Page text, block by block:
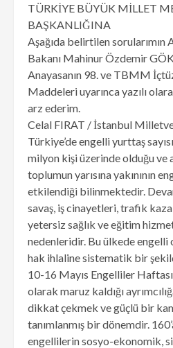
TÜRKİYE BÜYÜK MİLLET
BAŞKANLIĞINA
Aşağıda belirtilen
Bakanı Mahinur Özdemir
Anayasanın 98. ve TBMM
Maddeleri uyarınca yazılı
arz ederim.
Celal FIRAT / İstanbul
Türkiye’de engelli yurttaş
milyon kişi üzerinde olduğu
toplumun yarısına yakınının
etkilendiği bilinmektedir.
savaş, iş cinayetleri, trafik
yetersiz sağlık ve eğitim
nedenleridir. Bu ülkede engelli
hak ihlaline sistematik bir
10-16 Mayıs Engelliler
olarak maruz kaldığı
dikkat çekmek ve güçlü bir
tanımlanmış bir dönemdir.
engellilerin sosyo-ekonomik,